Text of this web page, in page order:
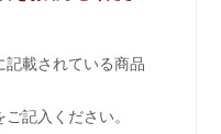
記載されている商品
記入ください。